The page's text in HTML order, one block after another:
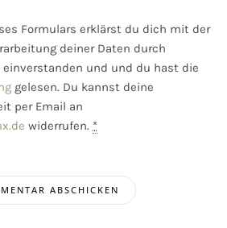
Formulars erklärst du dich mit der
deiner Daten durch
und und du hast die
gelesen. Du kannst deine
per Email an
widerrufen. *